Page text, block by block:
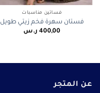
فساتين مناسبات
فستان سهرة فخم زيتي طويل
400,00 ر.س
عن المتجر